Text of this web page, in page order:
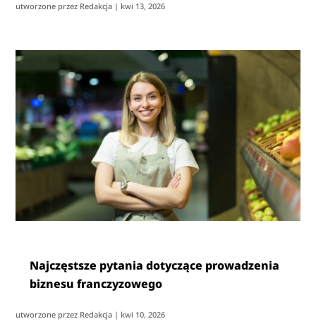
utworzone przez Redakcja | kwi 13, 2026
Najczęstsze pytania dotyczące prowadzenia
biznesu franczyzowego
utworzone przez Redakcja | kwi 10, 2026